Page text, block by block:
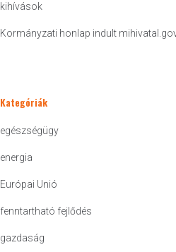
kihívások
Kormányzati honlap indult
Kategóriák
egészségügy
energia
Európai Unió
fenntartható fejlődés
gazdaság